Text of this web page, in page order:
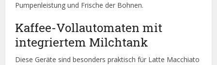
Pumpenleistung und Frische der Bohnen.
Kaffee-Vollautomaten mit
integriertem Milchtank
Diese Geräte sind besonders praktisch für Latte Macchiato